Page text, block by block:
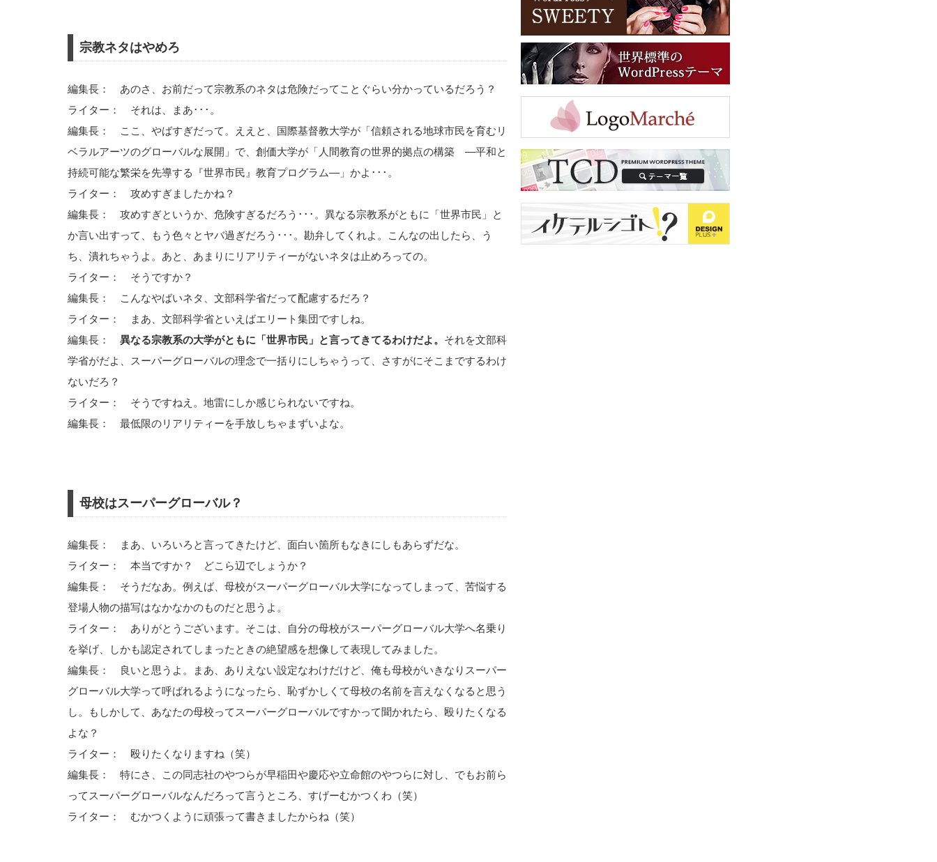
宗教ネタはやめろ
編集長： あのさ、お前だって宗教系のネタは危険だってことぐらい分かっているだろう？
ライター： それは、まあ･･･。
編集長： ここ、やばすぎだって。ええと、国際基督教大学が「信頼される地球市民を育むリ
ベラルアーツのグローバルな展開」で、創価大学が「人間教育の世界的拠点の構築 ―平和と
持続可能な繁栄を先導する『世界市民』教育プログラム―」かよ･･･。
ライター： 攻めすぎましたかね？
編集長： 攻めすぎというか、危険すぎるだろう･･･。異なる宗教系がともに「世界市民」と
か言い出すって、もう色々とヤバ過ぎだろう･･･。勘弁してくれよ。こんなの出したら、う
ち、潰れちゃうよ。あと、あまりにリアリティーがないネタは止めろっての。
ライター： そうですか？
編集長： こんなやばいネタ、文部科学省だって配慮するだろ？
ライター： まあ、文部科学省といえばエリート集団ですしね。
編集長： 異なる宗教系の大学がともに「世界市民」と言ってきてるわけだよ。 それを文部科
学省がだよ、スーパーグローバルの理念で一括りにしちゃうって、さすがにそこまでするわけ
ないだろ？
ライター： そうですねえ。地雷にしか感じられないですね。
編集長： 最低限のリアリティーを手放しちゃまずいよな。
母校はスーパーグローバル？
編集長： まあ、いろいろと言ってきたけど、面白い箇所もなきにしもあらずだな。
ライター： 本当ですか？ どこら辺でしょうか？
編集長： そうだなあ。例えば、母校がスーパーグローバル大学になってしまって、苦悩する
登場人物の描写はなかなかのものだと思うよ。
ライター： ありがとうございます。そこは、自分の母校がスーパーグローバル大学へ名乗り
を挙げ、しかも認定されてしまったときの絶望感を想像して表現してみました。
編集長： 良いと思うよ。まあ、ありえない設定なわけだけど、俺も母校がいきなりスーパー
グローバル大学って呼ばれるようになったら、恥ずかしくて母校の名前を言えなくなると思う
し。もしかして、あなたの母校ってスーパーグローバルですかって聞かれたら、殴りたくなる
よな？
ライター： 殴りたくなりますね（笑）
編集長： 特にさ、この同志社のやつらが早稲田や慶応や立命館のやつらに対し、でもお前ら
ってスーパーグローバルなんだろって言うところ、すげーむかつくわ（笑）
ライター： むかつくように頑張って書きましたからね（笑）